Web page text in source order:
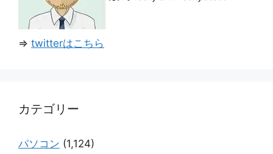
⇒ twitterはこちら
カテゴリー
パソコン (1,124)